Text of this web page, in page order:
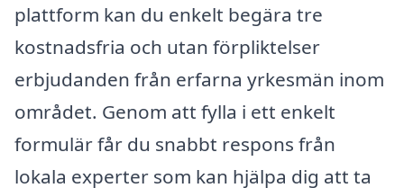
plattform kan du enkelt begära tre
kostnadsfria och utan förpliktelser
erbjudanden från erfarna yrkesmän inom
området. Genom att fylla i ett enkelt
formulär får du snabbt respons från
lokala experter som kan hjälpa dig att ta